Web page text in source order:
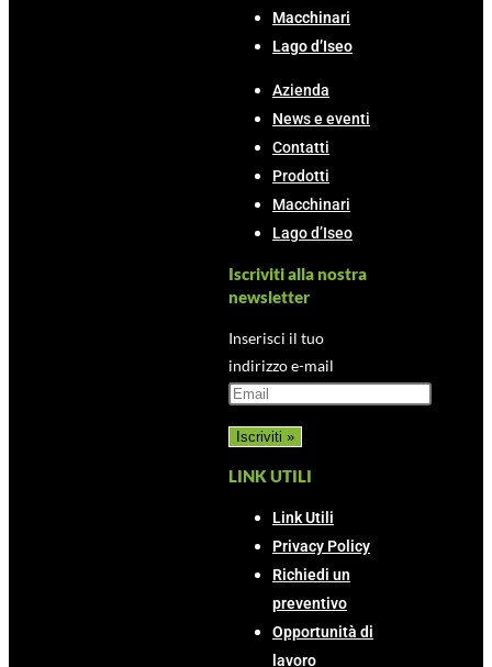
Macchinari
Lago d’Iseo
Azienda
News e eventi
Contatti
Prodotti
Macchinari
Lago d’Iseo
Iscriviti alla nostra
newsletter
Inserisci il tuo
indirizzo e-mail
LINK UTILI
Link Utili
Privacy Policy
Richiedi un
preventivo
Opportunità di
lavoro